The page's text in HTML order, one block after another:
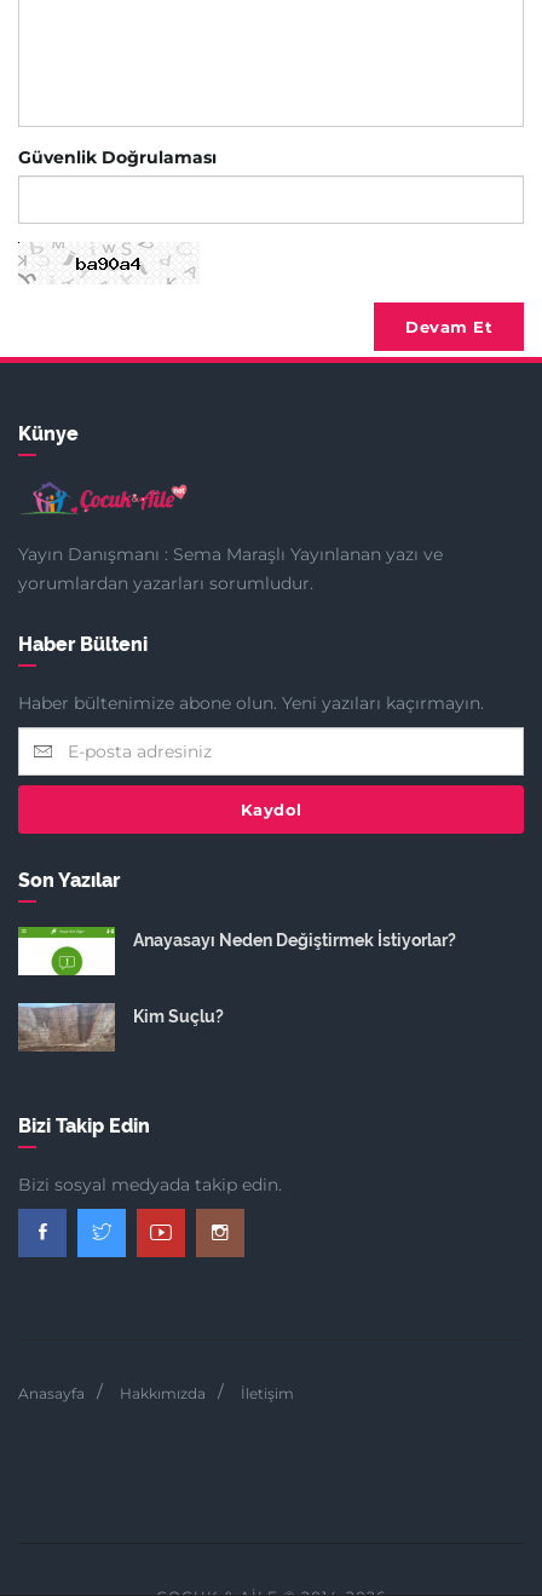
Güvenlik Doğrulaması
Devam Et
Künye
Yayın Danışmanı : Sema Maraşlı Yayınlanan yazı ve
yorumlardan yazarları sorumludur.
Haber Bülteni
Haber bültenimize abone olun. Yeni yazıları kaçırmayın.
Kaydol
Son Yazılar
Anayasayı Neden Değiştirmek İstiyorlar?
Kim Suçlu?
Bizi Takip Edin
Bizi sosyal medyada takip edin.
Anasayfa Hakkımızda İletişim